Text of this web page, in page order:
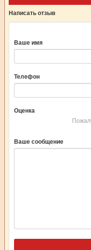
Написать отзыв
Ваше имя
Телефон
Оценка
Ваше сообщение